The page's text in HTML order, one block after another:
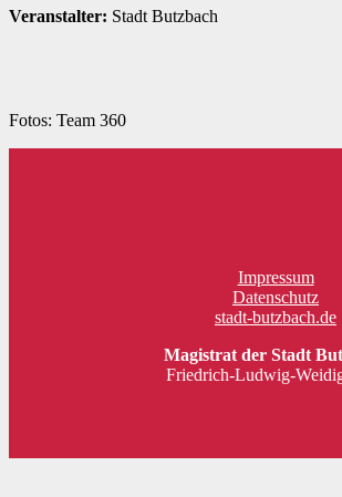
Veranstalter: Stadt Butzbach
Fotos: Team 360
Impressum
Datenschutz
stadt-butzbach.de
Magistrat der Stadt
Friedrich-Ludwig-